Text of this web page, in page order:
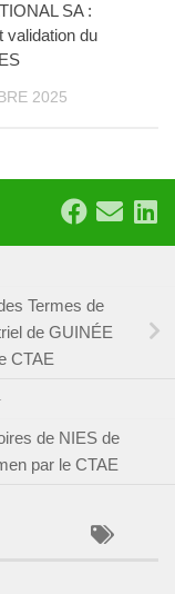
SA :
validation du
2025
Termes de
de GUINÉE
CTAE
de NIES de
par le CTAE